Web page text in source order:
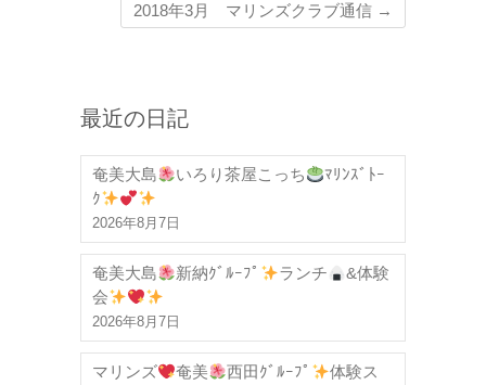
2018年3月 マリンズクラブ通信 →
最近の日記
奄美大島 いろり茶屋こっち
ﾏﾘﾝｽﾞﾄｰ
ｸ
2026年8月7日
奄美大島 新納ｸﾞﾙｰﾌﾟ ランチ
&体験
会
2026年8月7日
マリンズ 奄美 西田ｸﾞﾙｰﾌﾟ
体験ス